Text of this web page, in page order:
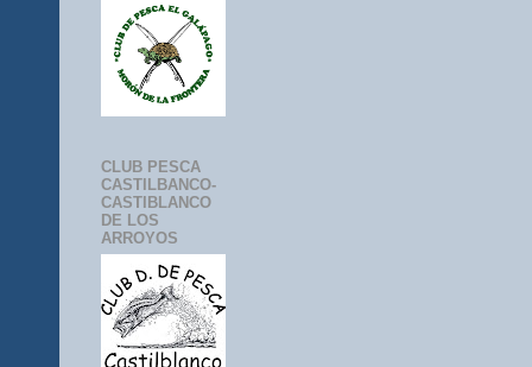
CLUB PESCA
CASTILBANCO-
CASTIBLANCO
DE LOS
ARROYOS